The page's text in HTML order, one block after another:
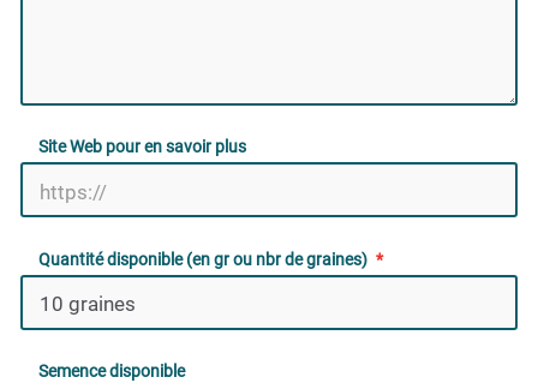
Site Web pour en savoir plus
Quantité disponible (en gr ou nbr de graines)
Semence disponible